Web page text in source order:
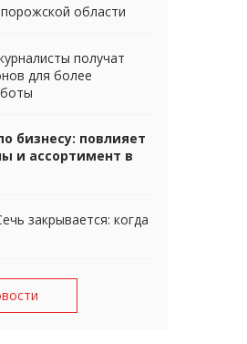
области
получат
для более
бизнесу: повлияет
и ассортимент в
закрывается: когда